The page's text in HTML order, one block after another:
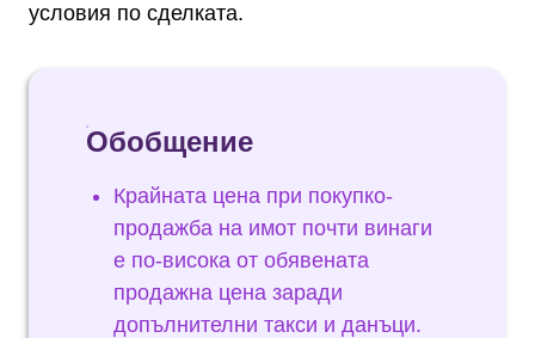
условия по сделката.
Обобщение
Крайната цена при покупко-
продажба на имот почти винаги
е по-висока от обявената
продажна цена заради
допълнителни такси и данъци.